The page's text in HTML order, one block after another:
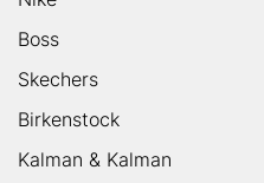
Boss
Skechers
Birkenstock
Kalman & Kalman